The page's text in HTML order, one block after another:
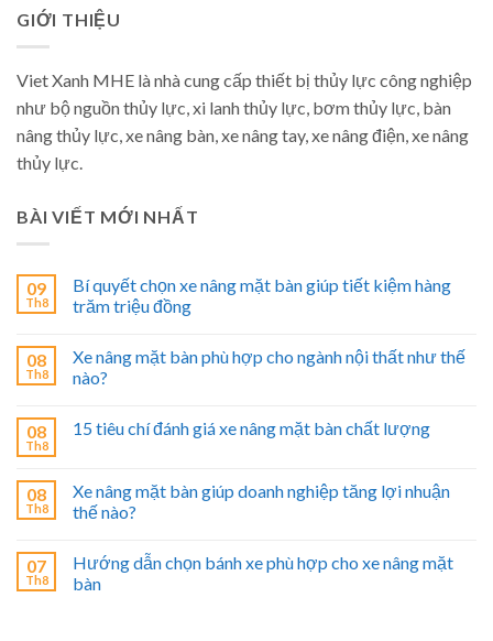
GIỚI THIỆU
Viet Xanh MHE là nhà cung cấp thiết bị thủy lực công nghiệp
như bộ nguồn thủy lực, xi lanh thủy lực, bơm thủy lực, bàn
nâng thủy lực, xe nâng bàn, xe nâng tay, xe nâng điện, xe nâng
thủy lực.
BÀI VIẾT MỚI NHẤT
09
Th8
Bí quyết chọn xe nâng mặt bàn giúp tiết kiệm hàng
trăm triệu đồng
08
Th8
Xe nâng mặt bàn phù hợp cho ngành nội thất như thế
nào?
08
Th8
15 tiêu chí đánh giá xe nâng mặt bàn chất lượng
08
Th8
Xe nâng mặt bàn giúp doanh nghiệp tăng lợi nhuận
thế nào?
07
Th8
Hướng dẫn chọn bánh xe phù hợp cho xe nâng mặt
bàn